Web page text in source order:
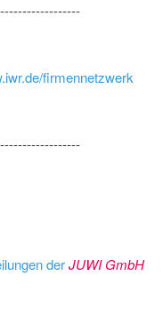
firmennetzwerk
derJUWI GmbH